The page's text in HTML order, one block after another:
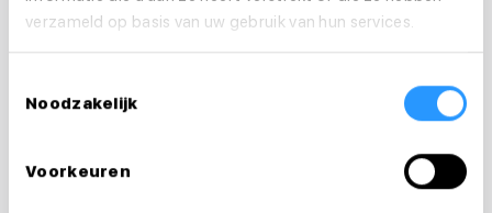
verzameld op basis van uw gebruik van hun services.
Noodzakelijk
Voorkeuren
specialisten en andere zorgprofessionals
Je draagt verantwoordelijkheid voor het
zorgplan van je cliënten
Dat klinkt als veel — en dat is het ook. Maar veel